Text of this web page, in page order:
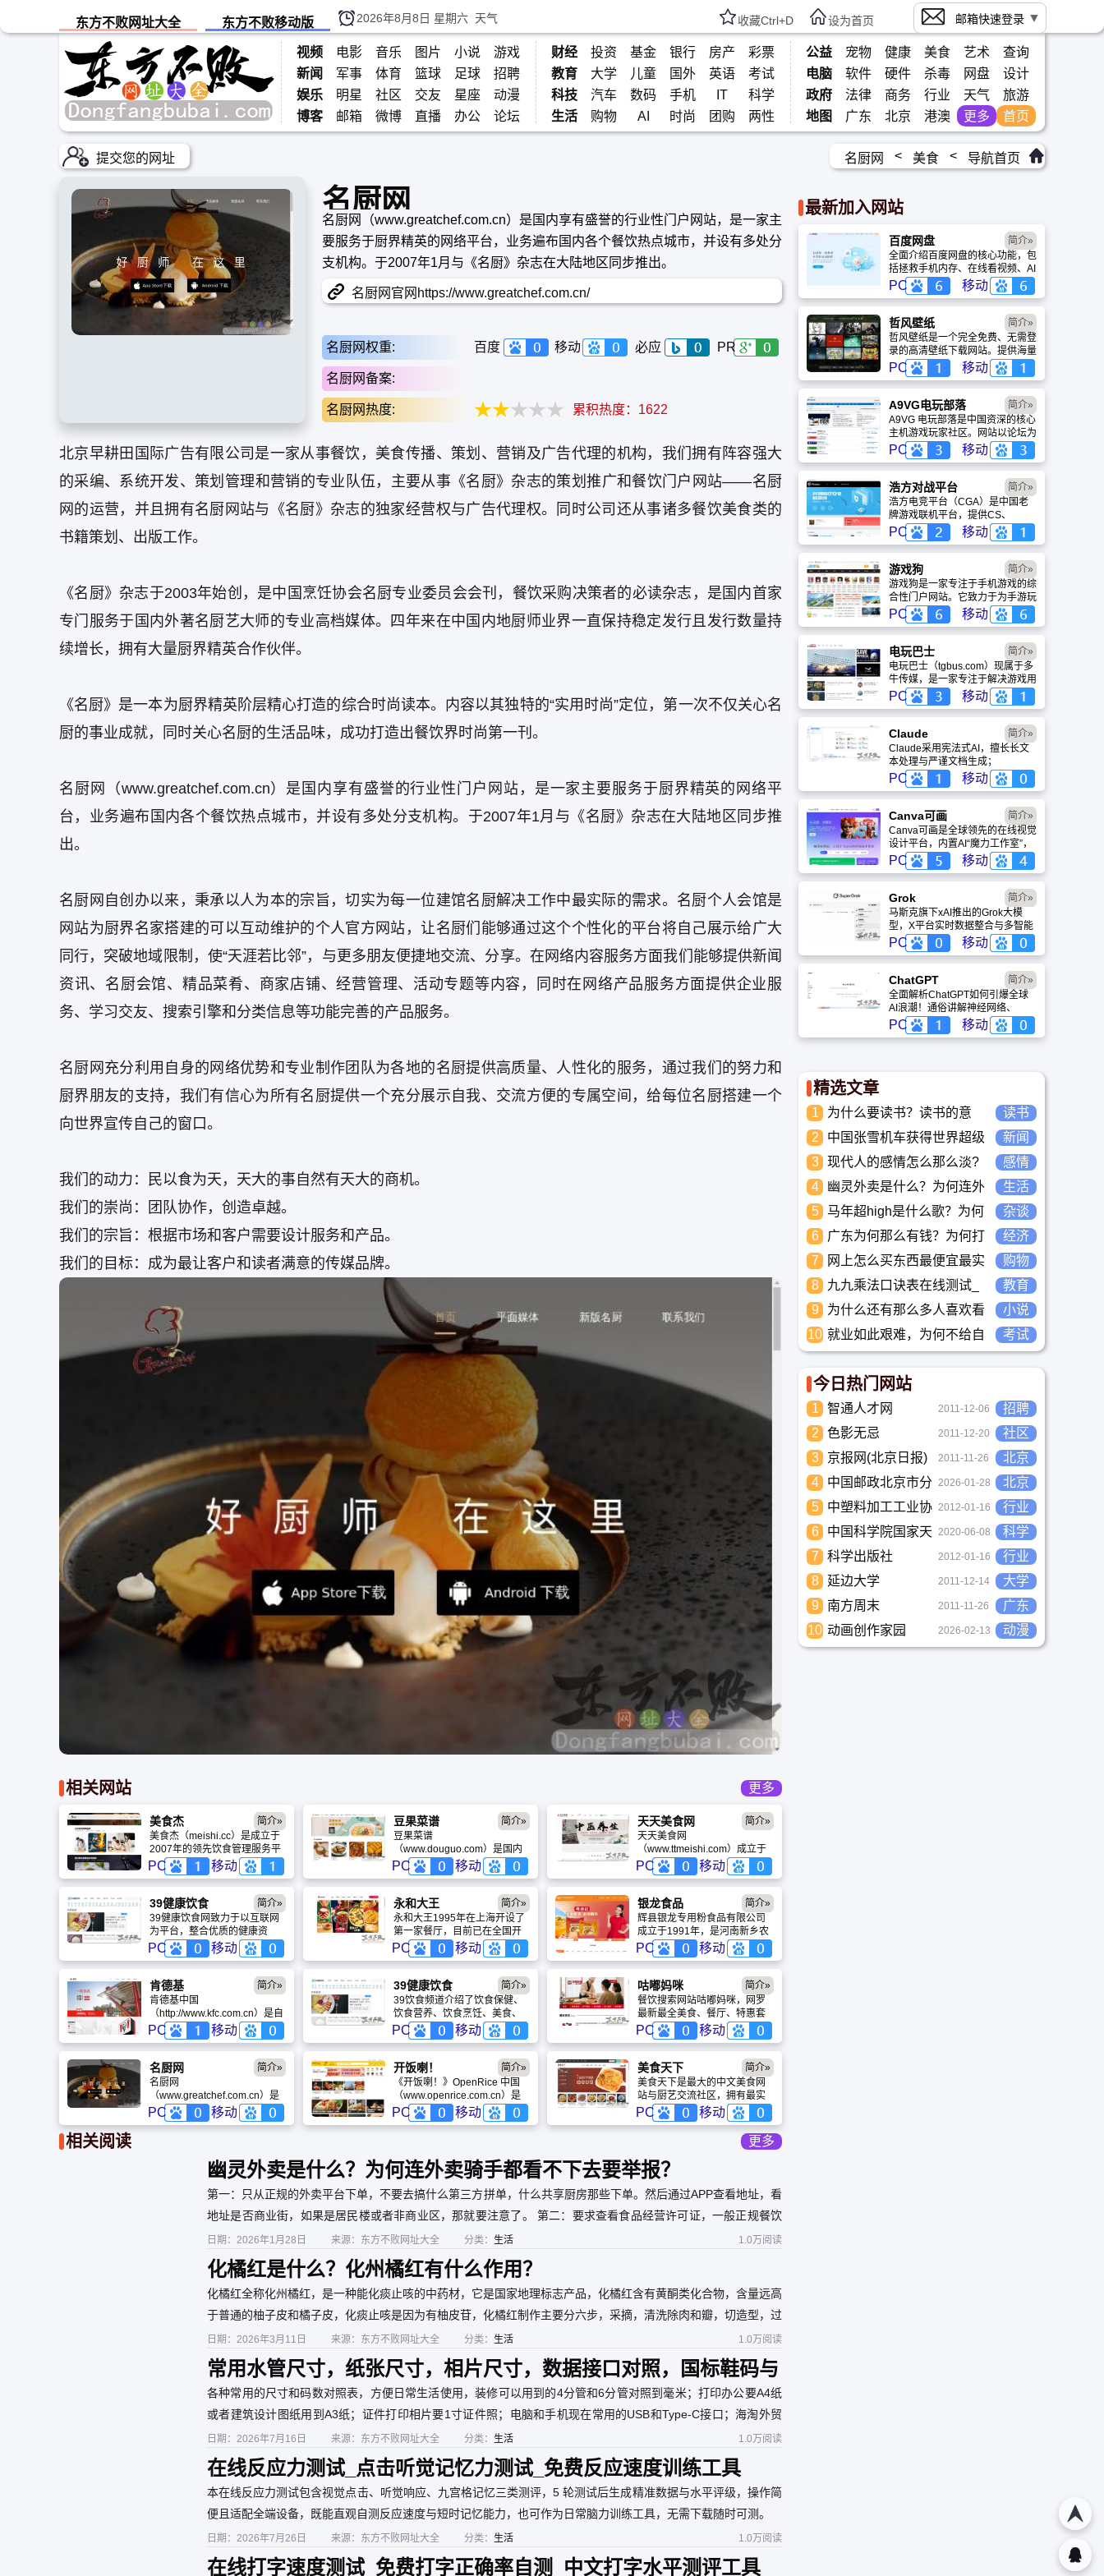
东方不败网址大全 东方不败移动版 2026年8月8日 星期六 天气 收藏Ctrl+D 设为首页 邮箱快速登录
视频 电影 音乐 图片 小说
游戏
新闻
军事 体育 篮球 足球
招聘
娱乐
明星 社区 交友 星座
动漫
博客
邮箱 微博 直播 办公 论坛
财经 投资 基金 银行 房产
彩票
教育
大学 儿童 国外 英语
考试
科技
汽车 数码 手机 IT
科学
生活
购物 AI 时尚 团购 两性
公益 宠物 健康 美食 艺术
查询
电脑
软件 硬件 杀毒 网盘
设计
政府
法律 商务 行业 天气
旅游
地图
广东 北京 港澳 更多 首页
提交您的网址 名厨网 < 美食 < 导航首页
名厨网
名厨网（www.greatchef.com.cn）是国内享有盛誉的行业性门户网站，是一家主
要服务于厨界精英的网络平台，业务遍布国内各个餐饮热点城市，并设有多处分
支机构。于2007年1月与《名厨》杂志在大陆地区同步推出。
名厨网官网https://www.greatchef.com.cn/
名厨网权重: 百度 移动 必应 PR
名厨网备案:
名厨网热度: 累积热度： 1622
北京早耕田国际广告有限公司是一家从事餐饮，美食传播、策划、营销及广告代理的机构，我们拥有阵容强大
的采编、系统开发、策划管理和营销的专业队伍，主要从事《名厨》杂志的策划推广和餐饮门户网站——名厨
网的运营，并且拥有名厨网站与《名厨》杂志的独家经营权与广告代理权。同时公司还从事诸多餐饮美食类的
书籍策划、出版工作。
《名厨》杂志于2003年始创，是中国烹饪协会名厨专业委员会会刊，餐饮采购决策者的必读杂志，是国内首家
专门服务于国内外著名厨艺大师的专业高档媒体。四年来在中国内地厨师业界一直保持稳定发行且发行数量持
续增长，拥有大量厨界精英合作伙伴。
《名厨》是一本为厨界精英阶层精心打造的综合时尚读本。内容以其独特的“实用时尚”定位，第一次不仅关心名
厨的事业成就，同时关心名厨的生活品味，成功打造出餐饮界时尚第一刊。
名厨网（www.greatchef.com.cn）是国内享有盛誉的行业性门户网站，是一家主要服务于厨界精英的网络平
台，业务遍布国内各个餐饮热点城市，并设有多处分支机构。于2007年1月与《名厨》杂志在大陆地区同步推
出。
名厨网自创办以来，秉承以人为本的宗旨，切实为每一位建馆名厨解决工作中最实际的需求。名厨个人会馆是
网站为厨界名家搭建的可以互动维护的个人官方网站，让名厨们能够通过这个个性化的平台将自己展示给广大
同行，突破地域限制，使“天涯若比邻”，与更多朋友便捷地交流、分享。在网络内容服务方面我们能够提供新闻
资讯、名厨会馆、精品菜肴、商家店铺、经营管理、活动专题等内容，同时在网络产品服务方面提供企业服
务、学习交友、搜索引擎和分类信息等功能完善的产品服务。
名厨网充分利用自身的网络优势和专业制作团队为各地的名厨提供高质量、人性化的服务，通过我们的努力和
厨界朋友的支持，我们有信心为所有名厨提供一个充分展示自我、交流方便的专属空间，给每位名厨搭建一个
向世界宣传自己的窗口。
我们的动力：民以食为天，天大的事自然有天大的商机。
我们的崇尚：团队协作，创造卓越。
我们的宗旨：根据市场和客户需要设计服务和产品。
我们的目标：成为最让客户和读者满意的传媒品牌。
相关网站 更多
美食杰
美食杰（meishi.cc）是成立于
2007年的领先饮食管理服务平
台，拥有近百万图文视频菜
谱，服务超6000万用户。网站
核心提供智能三餐推荐、权威
营养健康指导及活跃的美食社
区，旨在通过“内容+数据+技术”
驱动，解决用户“吃什么、怎么
做、如何吃得健康”的痛点，让
烹饪更具幸福感，是国民首选
的美食生活助手。
PC 移动
简介» 豆果菜谱
豆果菜谱
（www.douguo.com）是国内
第一家发现、分享、交流美食
的互动平台，目前已经发展成
为国内以及全球华人最领先的
美食互动社区网络。我们为用
户提供了一个在线的厨艺交流
平台；美食分享，心情故事的
倾述之地。中国是一个美食大
国。八大菜系，各色小吃总是
不停地打动着我们的胃口，传
承美食文化倡导健康饮食，打
造有美食的品质生活是我们不
变的追求。
PC 移动
简介» 天天美食网
天天美食网
（www.ttmeishi.com）成立于
2006年1月，缘自于我们对美
食的爱好。我们的口号是让您
天天好味口,天天好心情。本站
除提供菜谱大全外，同时还涉
及美食视频、美食博客、特色
小吃、原料介绍、饮食百科信
息等多频道领域。天天美食网
收录了3万多道菜谱的做法，基
本每篇都按图片、用料、做
法、注意事项划分文章结构更
加便于使用。
PC 移动
简介»
39健康饮食
39健康饮食网致力于以互联网
为平台，整合优质的健康资
讯，传播全新的健康理念。
2014年，39健康饮食网成为中
国率先进入资本市场的医疗健
康网站。
PC 移动
简介» 永和大王
永和大王1995年在上海开设了
第一家餐厅，目前已在全国开
设了超过300家餐厅。发展至
今，永和大王已经逐渐发展成
拥有近40种产品的全天候用餐
场所。除了著名的豆浆油条，
永和大王的大王香菇卤肉饭，
大王番茄牛肉面等产品都受到
了顾客的青睐。
PC 移动
简介» 银龙食品
辉县银龙专用粉食品有限公司
成立于1991年，是河南新乡农
副产品精深加工龙头企业。公
司拥有完整产业链，日产方便
面280万包，日处理小麦500
吨。旗下京辉、银龙、麦克伦
等品牌获多项荣誉，产品畅销
全国。秉承"诚信务实创新品
质"理念，银龙食品致力于为消
费者提供营养健康的优质面制
品，诚邀全国合作伙伴共创辉
煌。
PC 移动
简介»
肯德基
肯德基中国
（http://www.kfc.com.cn）是自
1987年起深耕中国的领先快餐
品牌，隶属于百胜中国。网站
提供全面菜单查询、在线点
餐、宅急送外卖及会员服务。
凭借“为中国而改变”的本土化策
略，肯德基推出众多中国特色
美食，并结合数字化技术打造
智慧餐厅。坚持食品安全与社
会责任，肯德基中国已成为亿
致力于提供更便捷、美味、高
品质的生活服务。
PC 移动
简介» 39健康饮食
39饮食频道介绍了饮食保健、
饮食营养、饮食烹饪、美食、
饮料等内容，包括饮食文化、
茶、酒、中华饮食等和饮食相
关的细节栏目。
PC 移动
简介» 咕嘟妈咪
餐饮搜索网站咕嘟妈咪，网罗
最新最全美食、餐厅、特惠套
餐、优惠券信息。找餐厅，订
套餐，搜优惠券，请上咕嘟妈
咪（www.gudumami.cn）!
PC 移动
简介»
名厨网
名厨网
（www.greatchef.com.cn）是
国内享有盛誉的行业性门户网
站，是一家主要服务于厨界精
处分支机构。于2007年1月与
《名厨》杂志在大陆地区同步
PC 移动
简介» 开饭喇！
《开饭喇！》OpenRice 中国
（www.openrice.com.cn）是
亚洲领先的美食生活服务平
台，以“真实食评”为核心，汇聚
厅搜索、在线订座及商户营销
服务，致力于连接食客与优质
餐饮品牌。通过深度内容与便
捷功能，OpenRice 中国帮助用
户解决“吃什么”的难题，引领健
市味蕾地图的首选工具。
PC 移动
简介» 美食天下
美食天下是最大的中文美食网
站与厨艺交流社区，拥有最实
用的美食、菜谱、食谱的做
法，同时还有聚集百万美食爱
好者的美食家社区，欢迎加
PC 移动
简介»
相关阅读 更多
幽灵外卖是什么？为何连外卖骑手都看不下去要举报？
第一：只从正规的外卖平台下单，不要去搞什么第三方拼单，什么共享厨房那些下单。然后通过APP查看地址，看
地址是否商业街，如果是居民楼或者非商业区，那就要注意了。 第二：要求查看食品经营许可证，一般正规餐饮
店都会挂出来在网上，可以通过https://spjyxk.gsxt.gov.cn/ 这个地址把商家名称复制粘贴进去查询是否有证。
日期：2026年1月28日 来源：东方不败网址大全 分类： 生活 1.0万阅读
化橘红是什么？化州橘红有什么作用？
化橘红全称化州橘红，是一种能化痰止咳的中药材，它是国家地理标志产品，化橘红含有黄酮类化合物，含量远高
于普通的柚子皮和橘子皮，化痰止咳是因为有柚皮苷，化橘红制作主要分六步，采摘，清洗除肉和瓣，切造型，过
热水杀菌，烘干，陈化即可食用。
日期：2026年3月11日 来源：东方不败网址大全 分类： 生活 1.0万阅读
常用水管尺寸，纸张尺寸，相片尺寸，数据接口对照，国标鞋码与
脚长对照，衣服尺寸型号对照表一次性列出来。
各种常用的尺寸和码数对照表，方便日常生活使用，装修可以用到的4分管和6分管对照到毫米；打印办公要A4纸
或者建筑设计图纸用到A3纸；证件打印相片要1寸证件照；电脑和手机现在常用的USB和Type-C接口；海淘外贸
需要注意衣服鞋子的欧码美码和国际码与国标。
日期：2026年7月16日 来源：东方不败网址大全 分类： 生活 1.0万阅读
在线反应力测试_点击听觉记忆力测试_免费反应速度训练工具
本在线反应力测试包含视觉点击、听觉响应、九宫格记忆三类测评，5 轮测试后生成精准数据与水平评级，操作简
便且适配全端设备，既能直观自测反应速度与短时记忆能力，也可作为日常脑力训练工具，无需下载随时可测。
日期：2026年7月26日 来源：东方不败网址大全 分类： 生活 1.0万阅读
在线打字速度测试_免费打字正确率自测_中文打字水平测评工具
最新加入网站
百度网盘
全面介绍百度网盘的核心功能，包
括拯救手机内存、在线看视频、AI
智能做笔记与总结长文。详细解答
数据安全性及服务器备份机制，带
你了解GenFlow AI智能体如何帮
你高效办公与学习。
PC 移动
简介»
哲风壁纸
哲风壁纸是一个完全免费、无需登
录的高清壁纸下载网站。提供海量
4K、8K超清电脑与手机壁纸，涵
盖动漫、风景、赛博朋克等多元风
格。支持动态壁纸与头像制作，国
内访问极速，是美化桌面的首选平
台。
PC 移动
简介»
A9VG电玩部落
A9VG 电玩部落是中国资深的核心
主机游戏玩家社区。网站以论坛为
核心，提供全面的主机游戏资讯、
攻略和资料库，覆盖
PlayStation、Xbox、Switch 等全
平台。凭借其深厚的历史积淀和活
跃的用户群体，A9VG 成为硬核玩
家交流心得、分享攻略的首选平台
之一。
PC 移动
简介»
浩方对战平台
浩方电竞平台（CGA）是中国老
牌游戏联机平台，提供CS、
War3、星际争霸等经典游戏的稳
定联机服务。重温DOTA1的激情
岁月，找回当年的战友。同时提供
最新CGA电竞赛事资讯及热门页
游入口，致敬中国电竞的黄金时
代。
PC 移动
简介»
游戏狗
游戏狗是一家专注于手机游戏的综
合性门户网站。它致力于为手游玩
家提供最新、最全的游戏资讯、攻
略、评测及视频等内容，是国内较
早一批专注于移动游戏领域的垂直
媒体。
PC 移动
简介»
电玩巴士
电玩巴士（tgbus.com）现属于多
牛传媒，是一家专注于解决游戏用
户需求的综合性游戏门户网站，电
玩巴士是一个全面的综合性游戏门
户，专注于为全球玩家提供主机、
PC及移动端游戏的全方位资讯。
PC 移动
简介»
Claude
Claude采用宪法式AI，擅长长文
本处理与严谨文档生成；
ChatGPT基于RLHF，在复杂推
理、代码与快速迭代上占优。两者
定位不同，各有千秋。
PC 移动
简介»
Canva可画
Canva可画是全球领先的在线视觉
设计平台，内置AI“魔力工作室”，
提供海量正版模板与素材。无论是
自媒体封面、企业海报还是PPT，
零基础用户也能轻松实现专业级创
作，让设计触手可及。
PC 移动
简介»
Grok
马斯克旗下xAI推出的Grok大模
型，X平台实时数据整合与多智能
体协作的核心优势。针对其中文能
力、隐私安全及幻觉问题等高频疑
问进行客观解答，提供AI选型参
考。
PC 移动
简介»
ChatGPT‌
全面解析ChatGPT如何引爆全球
AI浪潮！通俗讲解神经网络、
Transformer与RLHF核心技术，
带您轻松看懂大语言模型如何重塑
PC 移动
简介»
精选文章
1
为什么要读书？读书的意
义？怎么教育孩子读书？
读书
2
中国张雪机车获得世界超级
摩托车锦标赛冠军
新闻
3
现代人的感情怎么那么淡?
未来又应该如何面对这人情
淡如水的局面呢
感情
4
幽灵外卖是什么？为何连外
卖骑手都看不下去要举报？
生活
5
马年超high是什么歌？为何
两广人听到那么搞笑？马超
high到底是什么意思？
杂谈
6
广东为何那么有钱？为何打
工都到广东去，广东连续37
年全国各省GDP第一。
经济
7
网上怎么买东西最便宜最实
惠?
购物
8
九九乘法口诀表在线测试_
高清完整版下载_小学数学
口算练习
教育
9
为什么还有那么多人喜欢看
小说？小说到底有什么魅力
长盛不衰？
小说
10 就业如此艰难，为何不给自
己学习考试充电，学一技之
考试
今日热门网站
1 智通人才网 2011-12-06
招聘
2
色影无忌 2011-12-20
社区
3
京报网(北京日报) 2011-11-26
北京
4
中国邮政北京市分
公司
2026-01-28
北京
5
中塑料加工工业协
会
2012-01-16
行业
6
中国科学院国家天
文台
2020-06-08
科学
7
科学出版社 2012-01-16
行业
8
延边大学 2011-12-14
大学
9
南方周末 2011-11-26
广东
10 动画创作家园 2026-02-13 动漫